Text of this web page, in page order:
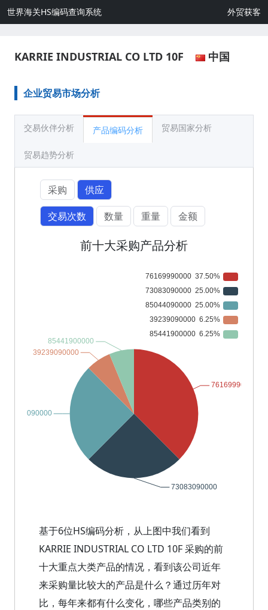
世界海关HS编码查询系统 外贸获客
KARRIE INDUSTRIAL CO LTD 10F 中国
企业贸易市场分析
交易伙伴分析 产品编码分析 贸易国家分析
贸易趋势分析
采购
供应
交易次数
数量 重量 金额
前十大采购产品分析
基于6位HS编码分析，从上图中我们看到
KARRIE INDUSTRIAL CO LTD 10F 采购的前
十大重点大类产品的情况，看到该公司近年
来采购量比较大的产品是什么？通过历年对
比，每年来都有什么变化，哪些产品类别的